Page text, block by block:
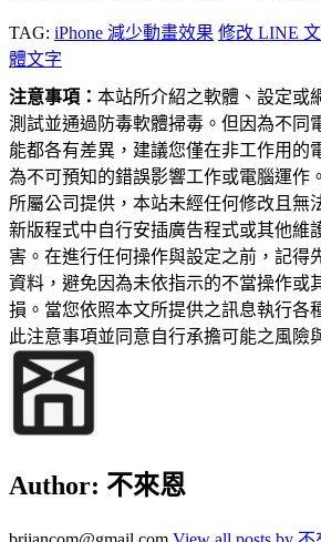
TAG: iPhone 減少動畫效果 修改 LINE
體文字
注意事項： 本站所介紹之軟體、設定或
測試並通過防毒軟體掃毒。但因為不同
能都各有差異，建議您僅在非工作用的
為不可預知的錯誤影響工作或電腦運作
所屬公司提供，本站未經任何修改且無
新版程式中自行安插廣告程式或其他維
害。在進行任何操作與設定之前，記得
資料，避免因為未依指示的不當操作或
損。當您依照本文所提供之訊息執行各
此注意事項並同意自行承擔可能之風險
Author: 不來恩